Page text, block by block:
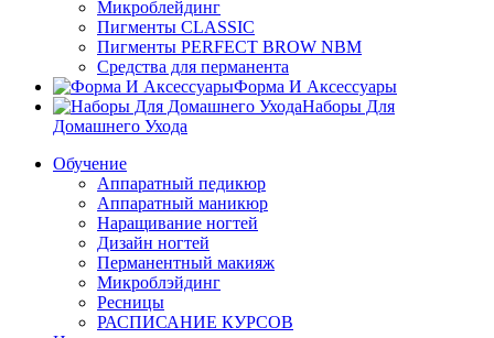
Микроблейдинг
Пигменты CLASSIC
Пигменты PERFECT BROW NBM
Средства для перманента
Форма И Аксессуары
Наборы Для
Домашнего Ухода
Обучение
Аппаратный педикюр
Аппаратный маникюр
Наращивание ногтей
Дизайн ногтей
Перманентный макияж
Микроблэйдинг
Ресницы
РАСПИСАНИЕ КУРСОВ